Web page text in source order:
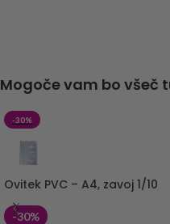
Mogoče vam bo všeč
-30%
Ovitek PVC – A4, zavoj 1/10
-30%